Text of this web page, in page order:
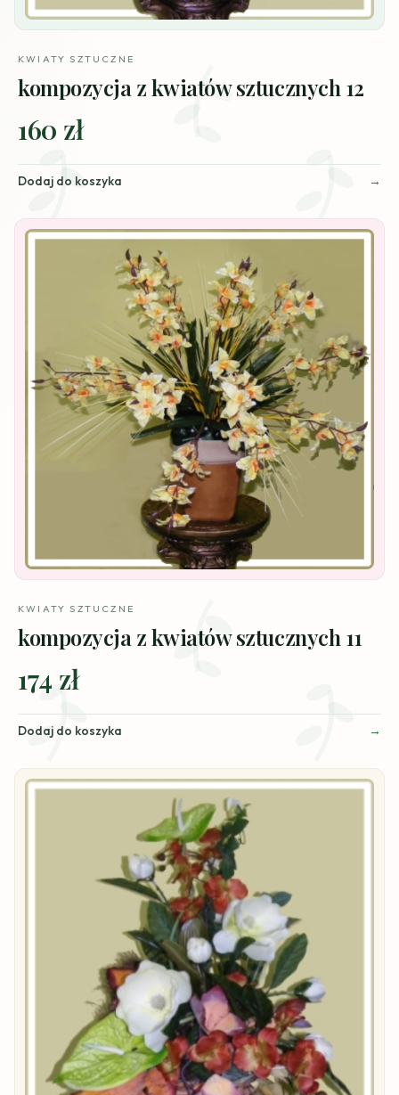
KWIATY SZTUCZNE
kompozycja z kwiatów sztucznych 12
160 zł
Dodaj do koszyka
KWIATY SZTUCZNE
kompozycja z kwiatów sztucznych 11
174 zł
Dodaj do koszyka